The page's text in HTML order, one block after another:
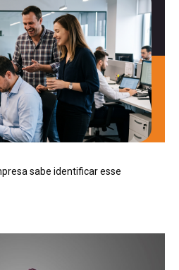
sabe identificar esse